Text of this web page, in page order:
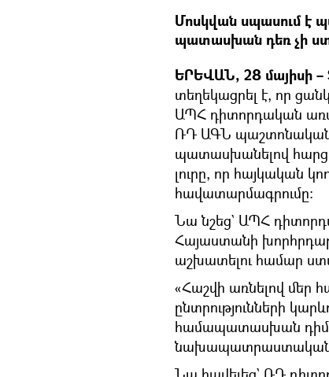
Մոսկվան սպասում է
պատասխան դեռ չի
ԵՐԵՎԱՆ, 28 մայիսի –
տեղեկացրել է, որ
ԱՊՀ դիտորդական
ՌԴ ԱԳՆ պաշտոնական
պատասխանելով
լուրը, որ հայկական
հավատարմագրումը։
Նա նշեց` ԱՊՀ
Հայաստանի
աշխատելու համար
«Հաշվի առնելով մեր
ընտրությունների
համապատասխան
նախապատրաստական